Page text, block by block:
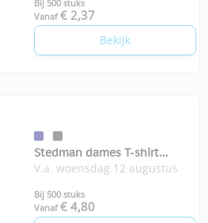
Bij 500 stuks
Vanaf € 2,37
Bekijk
Stedman dames T-shirt
Megan
V.a. woensdag 12 augustus
Bij 500 stuks
Vanaf € 4,80